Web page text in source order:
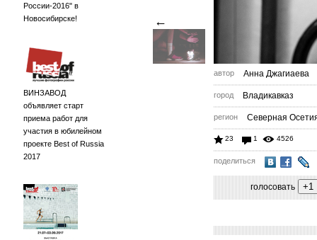
России-2016" в
Новосибирске!
ВИНЗАВОД
объявляет старт
приема работ для
участия в юбилейном
проекте Best of Russia
2017
←
автор Анна Джагиаева
город Владикавказ
регион Северная
23 1 4526
поделиться
голосовать